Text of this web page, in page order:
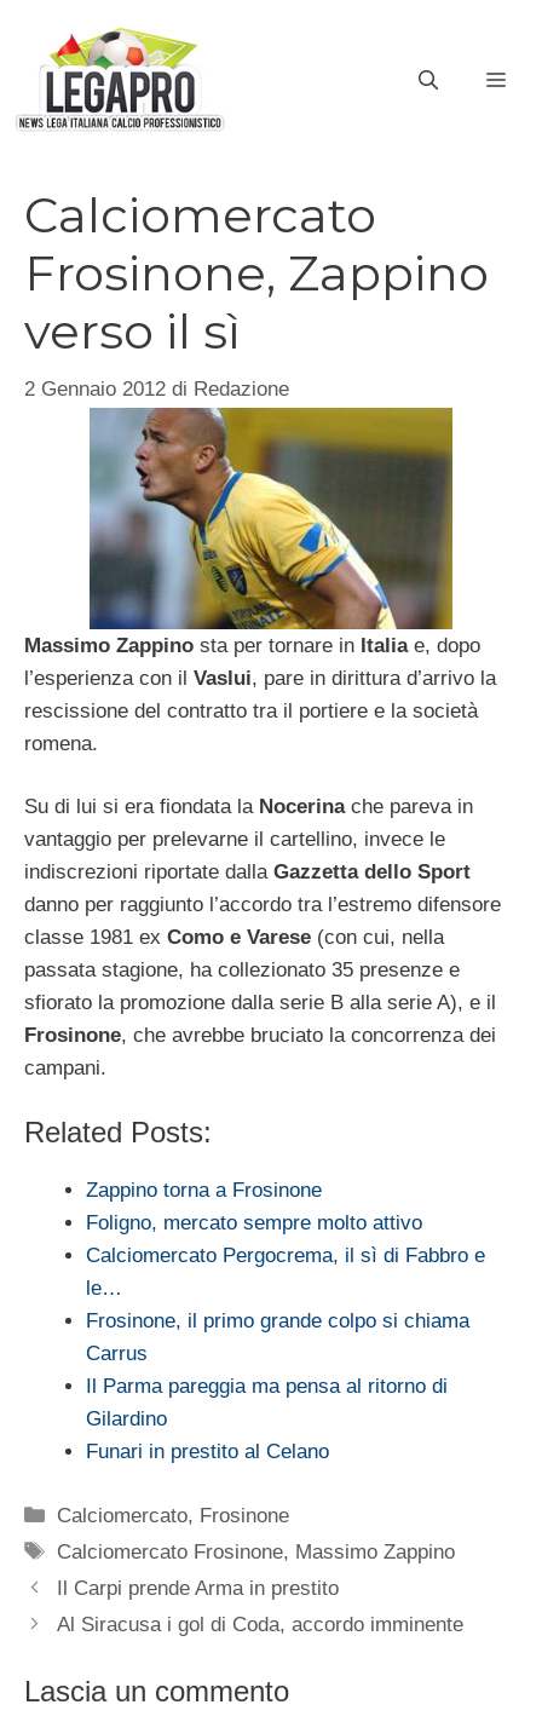
contenuto
Calciomercato
Frosinone, Zappino
verso il sì
2 Gennaio 2012 di Redazione
Massimo Zappino sta per tornare in Italiae, dopo
l’esperienza con il Vaslui, pare in dirittura d’arrivo la
rescissione del contratto tra il portiere e la società
romena.
Su di lui si era fiondata la Nocerinache pareva in
vantaggio per prelevarne il cartellino, invece le
indiscrezioni riportate dalla Gazzetta dello Sport
danno per raggiunto l’accordo tra l’estremo difensore
classe 1981 ex Como e Varese (con cui, nella
passata stagione, ha collezionato 35 presenze e
sfiorato la promozione dalla serie B alla serie A), e il
Frosinone, che avrebbe bruciato la concorrenza dei
campani.
Related Posts:
Zappino torna a Frosinone
Foligno, mercato sempre molto attivo
Calciomercato Pergocrema, il sì di Fabbro e
le…
Frosinone, il primo grande colpo si chiama
Carrus
Il Parma pareggia ma pensa al ritorno di
Gilardino
Funari in prestito al Celano
Categorie
Calciomercato, Frosinone
Tag
Calciomercato Frosinone, Massimo Zappino
Il Carpi prende Arma in prestito
Al Siracusa i gol di Coda, accordo imminente
Lascia un commento